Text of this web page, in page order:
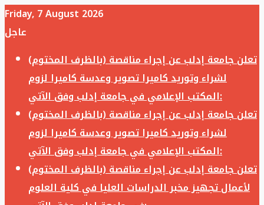
Friday, 7 August 2026
عاجل
تعلن جامعة إدلب عن إجراء مناقصة (بالظرف المختوم)
لشراء وتوريد كاميرا تصوير وعدسة كاميرا لزوم
المكتب الإعلامي في جامعة إدلب وفق الآتي:
تعلن جامعة إدلب عن إجراء مناقصة (بالظرف المختوم)
لشراء وتوريد كاميرا تصوير وعدسة كاميرا لزوم
المكتب الإعلامي في جامعة إدلب وفق الآتي:
تعلن جامعة إدلب عن إجراء مناقصة (بالظرف المختوم)
لأعمال تجهيز مخبر الدراسات العليا في كلية العلوم